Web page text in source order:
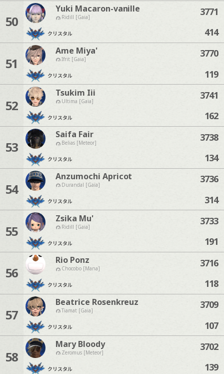
50
Yuki Macaron-vanille
Ridill [Gaia]
クリスタル
3771
414
51
Ame Miya'
Ifrit [Gaia]
クリスタル
3770
119
52
Tsukim Iii
Ultima [Gaia]
クリスタル
3741
162
53
Saifa Fair
Belias [Meteor]
クリスタル
3738
134
54
Anzumochi Apricot
Durandal [Gaia]
クリスタル
3736
314
55
Zsika Mu'
Ridill [Gaia]
クリスタル
3733
191
56
Rio Ponz
Chocobo [Mana]
クリスタル
3716
118
57
Beatrice Rosenkreuz
Tiamat [Gaia]
クリスタル
3709
107
58
Mary Bloody
Zeromus [Meteor]
クリスタル
3702
139